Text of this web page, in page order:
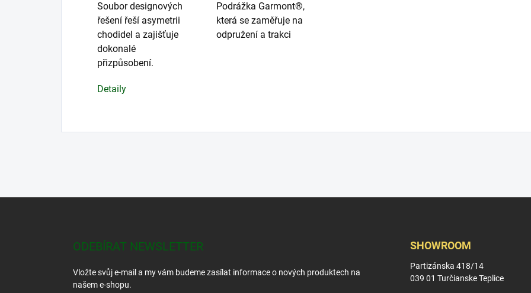
Soubor designových
řešení řeší asymetrii
chodidel a zajišťuje
dokonalé
přizpůsobení.
Detaily
Podrážka Garmont®,
která se zaměřuje na
odpružení a trakci
ODEBÍRAT NEWSLETTER
Vložte svůj e-mail a my vám budeme zasílat informace o nových produktech na
našem e-shopu.
SHOWROOM
Partizánska 418/14
039 01 Turčianske Teplice